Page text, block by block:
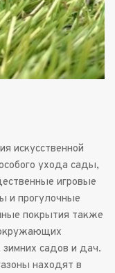
искусственной
ухода сады,
игровые
и прогулочные
покрытия также
садов и дач.
находят в